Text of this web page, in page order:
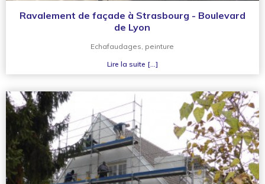
Ravalement de façade à Strasbourg - Boulevard
de Lyon
Echafaudages, peinture
Lire la suite [...]